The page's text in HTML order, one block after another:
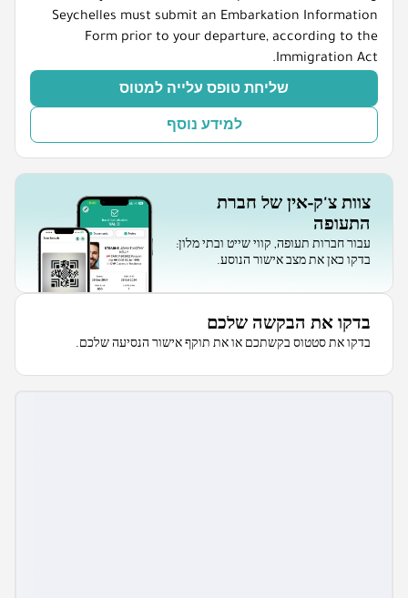
Seychelles must submit an Embarkation Information
Form prior to your departure, according to the
Immigration Act.
שליחת טופס עלייה למטוס
למידע נוסף
צוות צ'ק-אין של חברת
התעופה
עבור חברות תעופה, קווי שייט ובתי מלון:
בדקו כאן את מצב אישור הנוסע.
בדקו את הבקשה שלכם
בדקו את סטטוס בקשתכם או את תוקף אישור הנסיעה שלכם.